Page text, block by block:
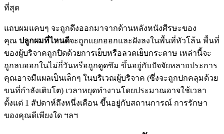
ที่สุด
แถบผมแคบๆ จะถูกดึงออกมาจากด้านหลังหนังศีรษะของ
คุณ ปลูกผมที่ไหนดีจะถูกแยกออกและฝังลงในพื้นที่หัวโล้น พื้นที่
ของผู้บริจาคถูกปิดด้วยการเย็บหรือลวดเย็บกระดาษ เหล่านี้จะ
ถูกลบออกในไม่กี่วันหรือถูกดูดซึม ขึ้นอยู่กับปัจจัยหลายประการ
คุณอาจมีแผลเป็นเล็กๆ ในบริเวณผู้บริจาค (ซึ่งจะถูกปกคลุมด้วย
ขนที่กำลังเติบโต) เวลาหยุดทำงานโดยประมาณอาจใช้เวลา
ตั้งแต่ 1 สัปดาห์ถึงหนึ่งเดือน ขึ้นอยู่กับสถานการณ์ การรักษา
ของคุณดีเพียงใด ฯลฯ